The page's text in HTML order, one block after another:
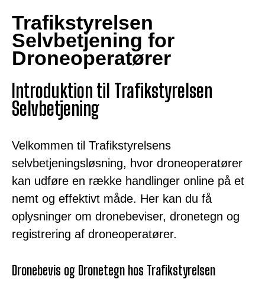
Trafikstyrelsen
Selvbetjening for
Droneoperatører
Introduktion til Trafikstyrelsen
Selvbetjening
Velkommen til Trafikstyrelsens
selvbetjeningsløsning, hvor droneoperatører
kan udføre en række handlinger online på et
nemt og effektivt måde. Her kan du få
oplysninger om dronebeviser, dronetegn og
registrering af droneoperatører.
Dronebevis og Dronetegn hos Trafikstyrelsen